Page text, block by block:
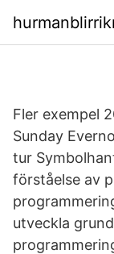
Fler exempel
Sunday
tur
förståelse av
utveckla